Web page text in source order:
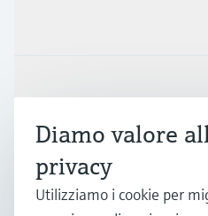
Diamo valore
privacy
Utilizziamo i cookie per